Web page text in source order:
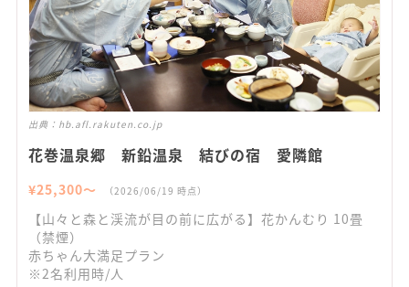
出典： hb.afl.rakuten.co.jp
花巻温泉郷 新鉛温泉 結びの宿 愛隣館
¥25,300〜 （2026/06/19 時点）
【山々と森と渓流が目の前に広がる】花かんむり 10畳
（禁煙）
赤ちゃん大満足プラン
※2名利用時/人